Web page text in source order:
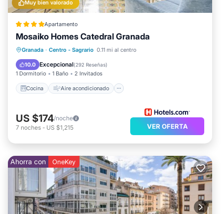
Muy bien valorado
Apartamento
Mosaiko Homes Catedral Granada
Granada · Centro - Sagrario 0.11 mi al centro
10.0 Excepcional(292 Reseñas)
1 Dormitorio 1 Baño 2 Invitados
Cocina Aire acondicionado
Cocina Aire acondicionado
Se admiten mascotas
US $174/noche
7 noches - US $1,215 VER OFERTA
Ahorra con OneKey